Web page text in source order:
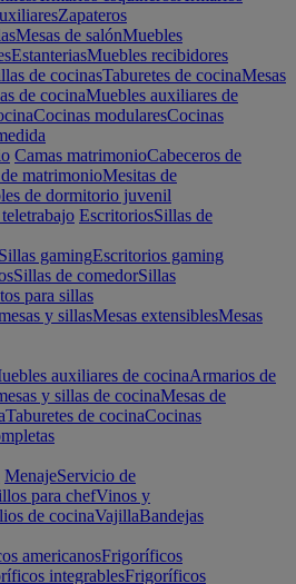
Zapateros
Mesas de salónMuebles
EstanteriasMuebles recibidores
de cocinasTaburetes de cocinaMesas
de cocinaMuebles auxiliares de
Cocinas modularesCocinas
Camas matrimonioCabeceros de
matrimonioMesitas de
de dormitorio juvenil
EscritoriosSillas de
Sillas gamingEscritorios gaming
Sillas de comedorSillas
para sillas
y sillasMesas extensiblesMesas
auxiliares de cocinaArmarios de
y sillas de cocinaMesas de
Taburetes de cocinaCocinas
MenajeServicio de
para chefVinos y
de cocinaVajillaBandejas
americanosFrigoríficos
integrablesFrigoríficos